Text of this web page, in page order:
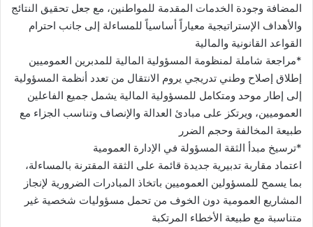
المضافة وجودة الخدمات المقدمة للمواطنين، مع جعل تحقيق النتائج
والأهداف الإستراتيجية معياراً أساسياً للمساءلة إلى جانب احترام
القواعد القانونية والمالية
*مراجعة شاملة لمنظومة المسؤولية المالية للمدبرين العموميين
إطلاق إصلاح وطني تدريجي يروم الانتقال من تعدد أنظمة المسؤولية
إلى إطار موحد ومتكامل للمسؤولية المالية يشمل جميع الفاعلين
العموميين، ويرتكز على مبادئ العدالة والإنصاف وتناسب الجزاء مع
طبيعة المخالفة وحجم الضرر
*ترسيخ مبدأ الثقة المسؤولة في الإدارة العمومية
اعتماد مقاربة تدبيرية جديدة قائمة على الثقة المقترنة بالمساءلة،
بما يسمح للمسؤولين العموميين باتخاذ المبادرات الضرورية لإنجاز
المشاريع العمومية دون الخوف من تحمل مسؤوليات شخصية غير
متناسبة مع طبيعة الأخطاء المرتكبة